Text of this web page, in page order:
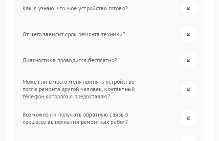
Как я узнаю, что мое устройство готово?
От чего зависит срок ремонта техники?
Диагностика проводится бесплатно?
Может ли вместо меня принять устройство
после ремонта другой человек, контактный
телефон которого я предоставлю?
Возможно ли получать обратную связь в
процессе выполнения ремонтных работ?